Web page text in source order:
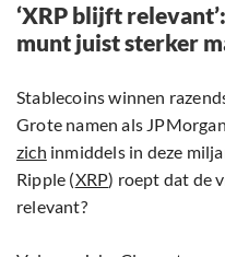
‘XRP blijft
munt juist sterker
Stablecoins winnen
Grote namen als
zich inmiddels in deze
Ripple (XRP) roept dat de
relevant?